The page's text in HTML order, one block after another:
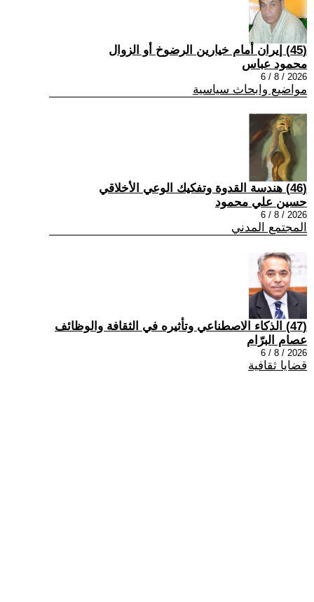
(45) إيران أمام خيارين الرضوخ أو الزوال
محمود عباس
2026 / 8 / 6
مواضيع وابحاث سياسية
(46) هندسة القدوة وتفكيك الوعي الأخلاقي
حسين علي محمود
2026 / 8 / 6
المجتمع المدني
(47) الذكاء الاصطناعي وتأثيره في الثقافة والوظائف
عصام البرّام
2026 / 8 / 6
قضايا ثقافية